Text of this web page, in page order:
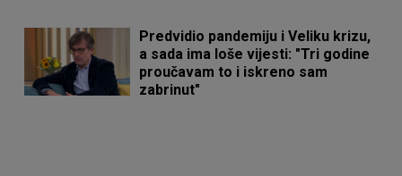
Predvidio pandemiju i Veliku krizu,
a sada ima loše vijesti: "Tri godine
proučavam to i iskreno sam
zabrinut"